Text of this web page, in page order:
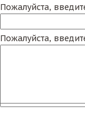
Пожалуйста,
Пожалуйста,